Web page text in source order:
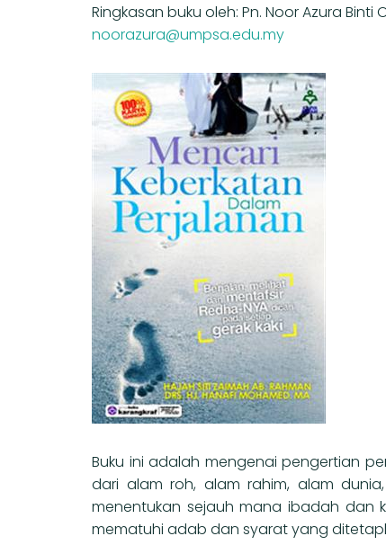
Ringkasan buku oleh: Pn. Noor Azura Binti
noorazura@umpsa.edu.my
Buku ini adalah mengenai pengertian
dari alam roh, alam rahim, alam
menentukan sejauh mana ibadah dan
mematuhi adab dan syarat yang